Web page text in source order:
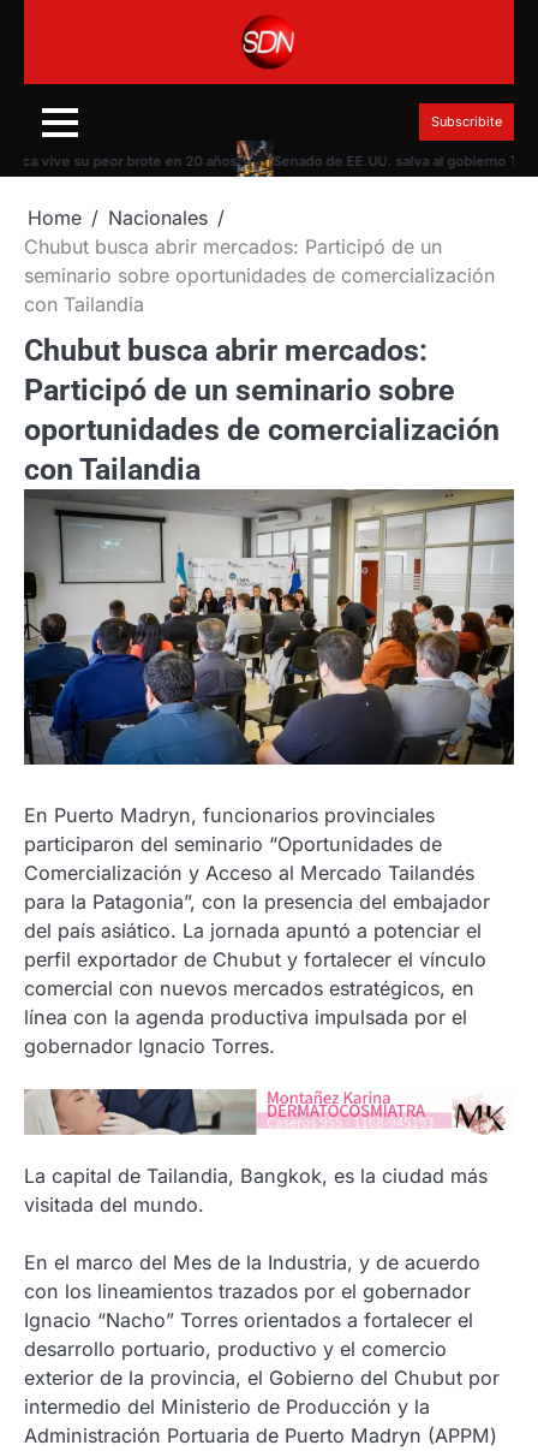
Subscribite
su peor brote en 20 años Senado de EE.UU. salva al gobierno Trump del
Home
Nacionales
Chubut busca abrir mercados: Participó de un
seminario sobre oportunidades de comercialización
con Tailandia
Chubut busca abrir mercados:
Participó de un seminario sobre
oportunidades de comercialización
con Tailandia
En Puerto Madryn, funcionarios provinciales
participaron del seminario “Oportunidades de
Comercialización y Acceso al Mercado Tailandés
para la Patagonia”, con la presencia del embajador
del país asiático. La jornada apuntó a potenciar el
perfil exportador de Chubut y fortalecer el vínculo
comercial con nuevos mercados estratégicos, en
línea con la agenda productiva impulsada por el
gobernador Ignacio Torres.
La capital de Tailandia, Bangkok, es la ciudad más
visitada del mundo.
En el marco del Mes de la Industria, y de acuerdo
con los lineamientos trazados por el gobernador
Ignacio “Nacho” Torres orientados a fortalecer el
desarrollo portuario, productivo y el comercio
exterior de la provincia, el Gobierno del Chubut por
intermedio del Ministerio de Producción y la
Administración Portuaria de Puerto Madryn (APPM)